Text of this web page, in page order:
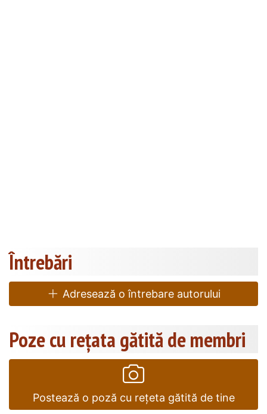
Întrebări
Adresează o întrebare autorului
Poze cu rețata gătită de membri
Postează o poză cu rețeta gătită de tine